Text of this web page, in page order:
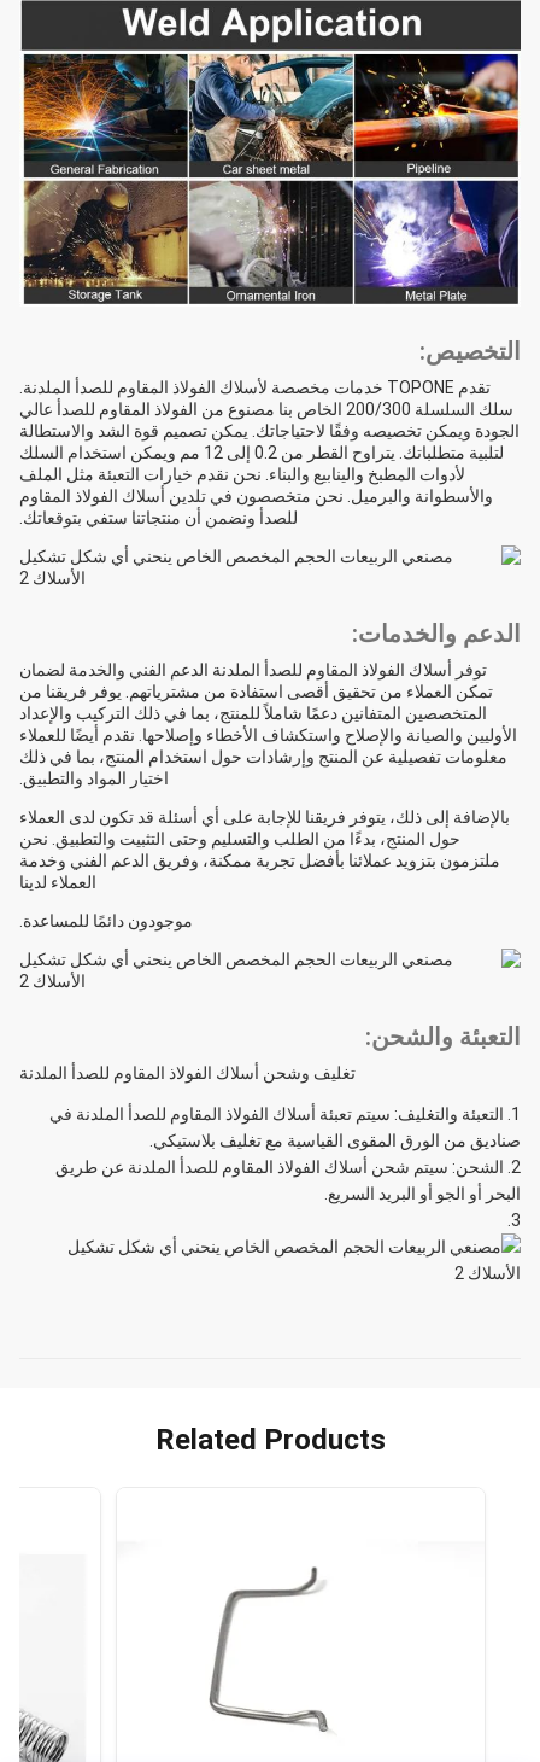
التخصيص:
تقدم TOPONE خدمات مخصصة لأسلاك الفولاذ المقاوم للصدأ الملدنة.
سلك السلسلة 200/300 الخاص بنا مصنوع من الفولاذ المقاوم للصدأ عالي
الجودة ويمكن تخصيصه وفقًا لاحتياجاتك. يمكن تصميم قوة الشد والاستطالة
لتلبية متطلباتك. يتراوح القطر من 0.2 إلى 12 مم ويمكن استخدام السلك
لأدوات المطبخ والينابيع والبناء. نحن نقدم خيارات التعبئة مثل الملف
والأسطوانة والبرميل. نحن متخصصون في تلدين أسلاك الفولاذ المقاوم
للصدأ ونضمن أن منتجاتنا ستفي بتوقعاتك.
الدعم والخدمات:
توفر أسلاك الفولاذ المقاوم للصدأ الملدنة الدعم الفني والخدمة لضمان
تمكن العملاء من تحقيق أقصى استفادة من مشترياتهم. يوفر فريقنا من
المتخصصين المتفانين دعمًا شاملاً للمنتج، بما في ذلك التركيب والإعداد
الأوليين والصيانة والإصلاح واستكشاف الأخطاء وإصلاحها. نقدم أيضًا للعملاء
معلومات تفصيلية عن المنتج وإرشادات حول استخدام المنتج، بما في ذلك
اختيار المواد والتطبيق.
بالإضافة إلى ذلك، يتوفر فريقنا للإجابة على أي أسئلة قد تكون لدى العملاء
حول المنتج، بدءًا من الطلب والتسليم وحتى التثبيت والتطبيق. نحن
ملتزمون بتزويد عملائنا بأفضل تجربة ممكنة، وفريق الدعم الفني وخدمة
العملاء لدينا
موجودون دائمًا للمساعدة.
التعبئة والشحن:
تغليف وشحن أسلاك الفولاذ المقاوم للصدأ الملدنة
التعبئة والتغليف: سيتم تعبئة أسلاك الفولاذ المقاوم للصدأ الملدنة في
صناديق من الورق المقوى القياسية مع تغليف بلاستيكي.
الشحن: سيتم شحن أسلاك الفولاذ المقاوم للصدأ الملدنة عن طريق
البحر أو الجو أو البريد السريع.
Related Products